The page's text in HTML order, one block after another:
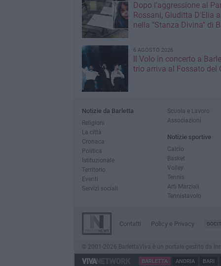
Dopo l'aggressione al
Rossani, Giuditta D'Elia
nella "Stanza Divina" di
6 AGOSTO 2026
Il Volo in concerto a
trio arriva al Fossato del
Notizie da Barletta
Religioni
La città
Cronaca
Politica
Istituzionale
Territorio
Eventi
Servizi sociali
Scuola e Lavoro
Associazioni
Notizie sportive
Calcio
Basket
Volley
Tennis
Arti Marziali
Tennistavolo
Contatti Policy e Privacy
© 2001-2026 BarlettaViva è un portale gestito da
BARLETTA ANDRIA BARI